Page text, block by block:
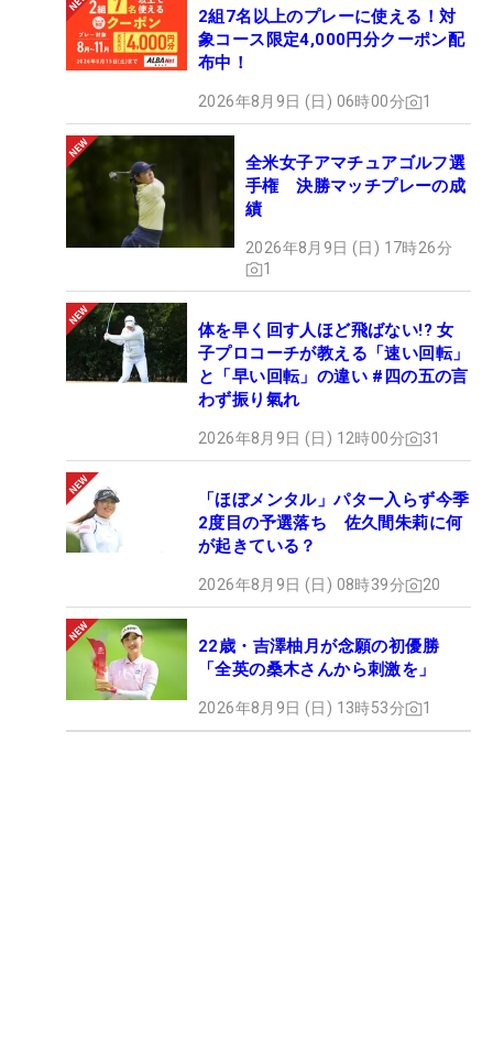
2組7名以上のプレーに使える！対
象コース限定4,000円分クーポン配
布中！
2026年8月9日 (日) 06時00分 1
全米女子アマチュアゴルフ選
手権 決勝マッチプレーの成
績
2026年8月9日 (日) 17時26分
1
体を早く回す人ほど飛ばない!? 女
子プロコーチが教える「速い回転」
と「早い回転」の違い #四の五の言
わず振り氣れ
2026年8月9日 (日) 12時00分 31
「ほぼメンタル」パター入らず今季
2度目の予選落ち 佐久間朱莉に何
が起きている？
2026年8月9日 (日) 08時39分 20
22歳・吉澤柚月が念願の初優勝
「全英の桑木さんから刺激を」
2026年8月9日 (日) 13時53分 1